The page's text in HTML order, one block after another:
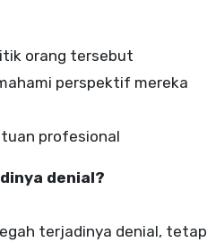
orang tersebut
perspektif mereka
profesional
denial?
terjadinya denial,